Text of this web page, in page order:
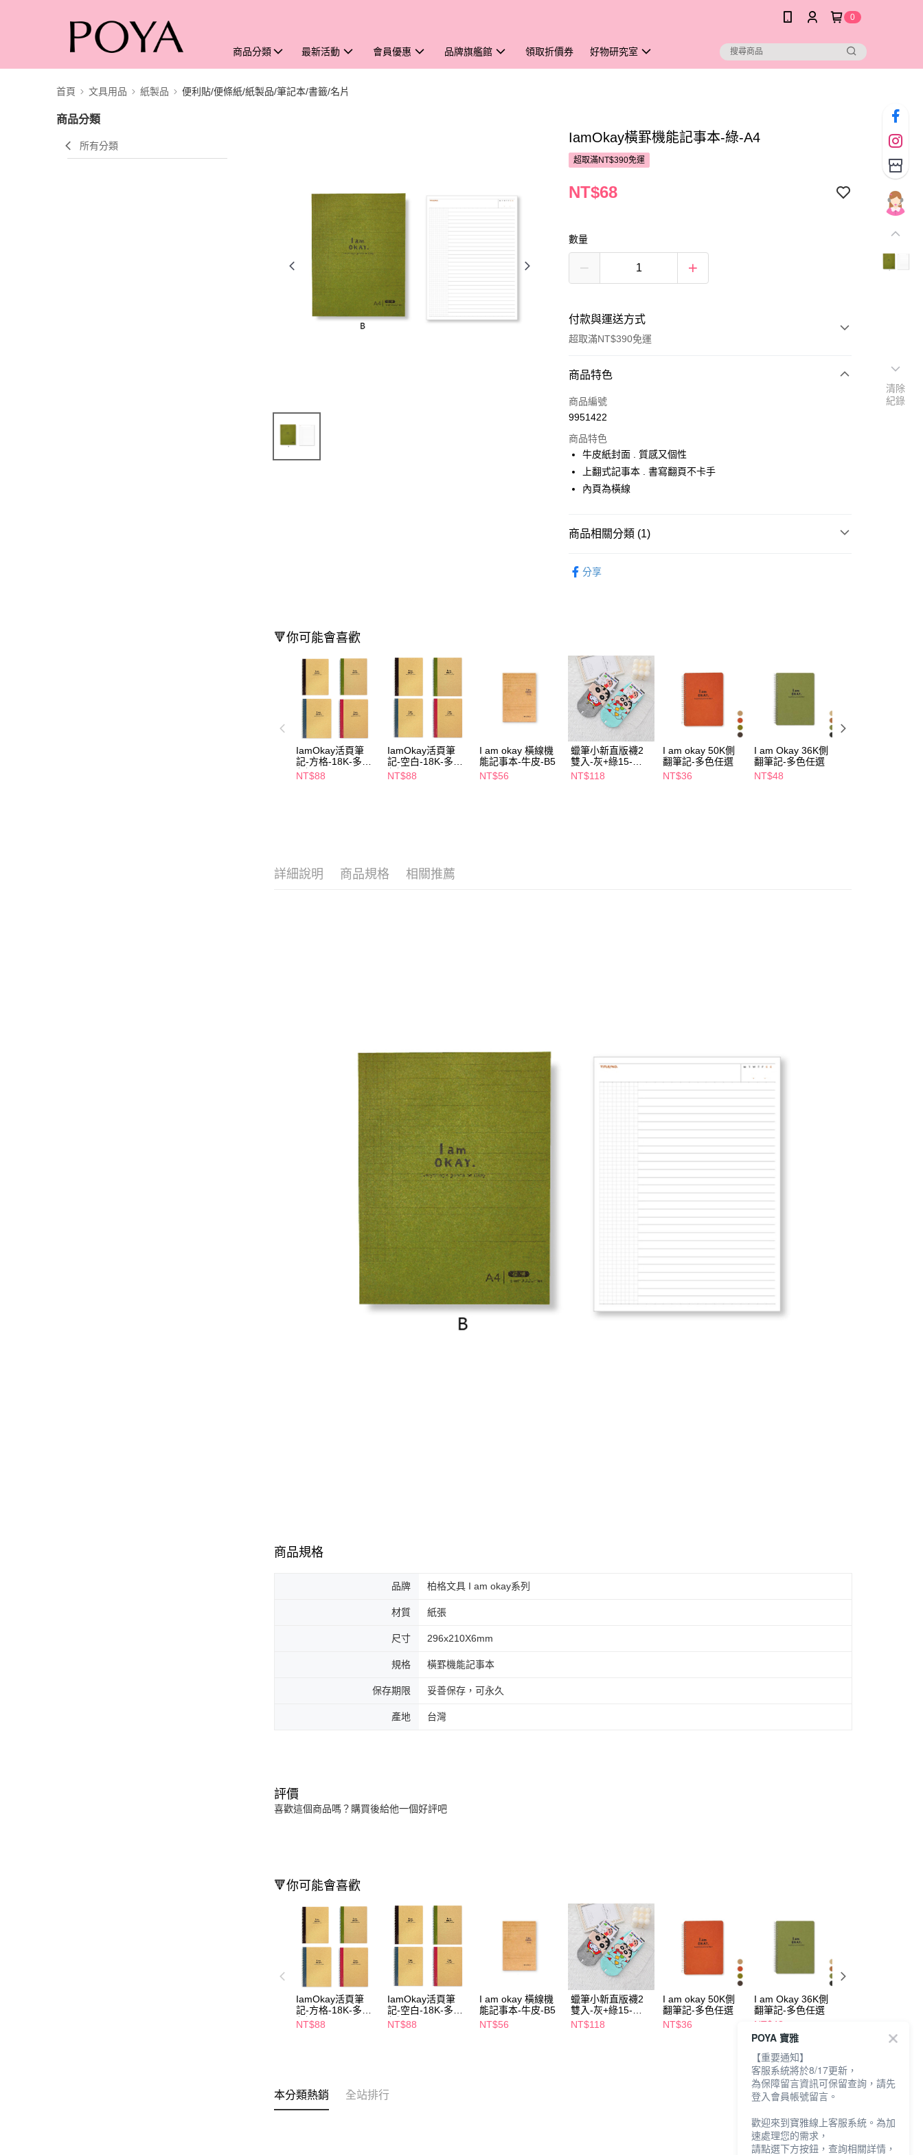
0
商品分類 最新活動 會員優惠 品牌旗艦館 領取折價券 好物研究室
首頁 文具用品 紙製品 便利貼/便條紙/紙製品/筆記本/書籤/名片
商品分類
所有分類
IamOkay橫罫機能記事本-綠-A4
超取滿NT$390免運
NT$68
數量
付款與運送方式
超取滿NT$390免運
付款方式
POYA支付
超商取貨付款
LINE Pay
街口支付
Google Pay
便利好安心！
１．簡單：不需註冊會員、不需綁卡、不需儲值。
２．便利：只要手機號碼，簡訊認證，即可結帳。
３．安心：先確認商品／服務後，再付款。
【「AFTEE先享後付」結帳流程】
１．於結帳方式選擇「AFTEE先享後付」後，將跳轉至「AFTEE先享後
付」結帳頁面，進行簡訊認證並確認金額後，即可完成結帳。
２．訂單成立數日內，您將收到繳費通知簡訊。
３．收到繳費通知簡訊後14天內，點擊此簡訊中的連結，可透過四大超商
／ATM／網路銀行／等多元方式進行付款，方視為交易完成。
運送方式
全家取貨付款
每筆NT$65，滿NT$390(含以上)免運費
付款後全家取貨
每筆NT$65，滿NT$390(含以上)免運費
商品特色
商品編號
9951422
商品特色
牛皮紙封面 . 質感又個性
上翻式記事本 . 書寫翻頁不卡手
內頁為橫線
商品相關分類 (1)
分享
🔻你可能會喜歡
IamOkay活頁筆
記-方格-18K-多色
任選
NT$88
IamOkay活頁筆
記-空白-18K-多色
任選
NT$88
I am okay 橫線機
能記事本-牛皮-B5
NT$56
蠟筆小新直版襪2
雙入-灰+綠15-
22cm
NT$118
I am okay 50K側
翻筆記-多色任選
NT$36
I am Okay 36K側
翻筆記-多色任選
NT$48
詳細說明 商品規格 相關推薦
商品規格
品牌 柏格文具 I am okay系列
材質 紙張
尺寸 296x210X6mm
規格 橫罫機能記事本
保存期限 妥善保存，可永久
產地 台灣
評價
喜歡這個商品嗎？購買後給他一個好評吧
🔻你可能會喜歡
IamOkay活頁筆
記-方格-18K-多色
任選
NT$88
IamOkay活頁筆
記-空白-18K-多色
任選
NT$88
I am okay 橫線機
能記事本-牛皮-B5
NT$56
蠟筆小新直版襪2
雙入-灰+綠15-
22cm
NT$118
I am okay 50K側
翻筆記-多色任選
NT$36
I am Okay 36K側
翻筆記-多色任選
NT$48
本分類熱銷 全站排行
清除
紀錄
POYA 寶雅
【重要通知】
客服系統將於8/17更新，
為保障留言資訊可保留查詢，請先
登入會員帳號留言。
歡迎來到寶雅線上客服系統。為加
速處理您的需求，
請點選下方按鈕，查詢相關詳情，